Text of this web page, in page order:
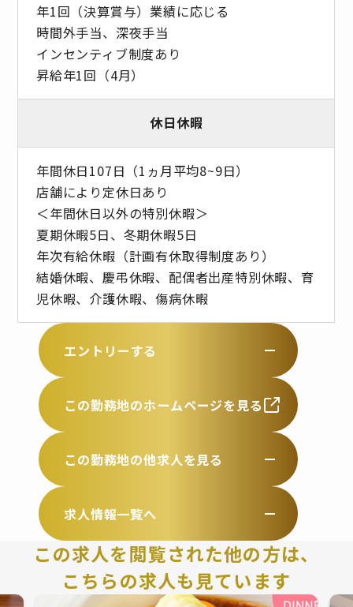
年1回（決算賞与）業績に応じる
時間外手当、深夜手当
インセンティブ制度あり
昇給年1回（4月）
休日休暇
年間休日107日（1ヵ月平均8~9日）
店舗により定休日あり
＜年間休日以外の特別休暇＞
夏期休暇5日、冬期休暇5日
年次有給休暇（計画有休取得制度あり）
結婚休暇、慶弔休暇、配偶者出産特別休暇、育
児休暇、介護休暇、傷病休暇
エントリーする
この勤務地のホームページを見る
この勤務地の他求人を見る
求人情報一覧へ
この求人を閲覧された他の方は、
こちらの求人も見ています